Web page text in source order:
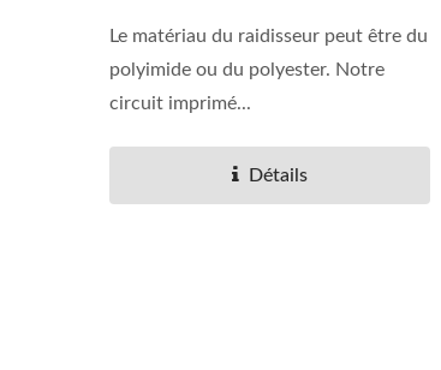
Le matériau du raidisseur peut être du
polyimide ou du polyester. Notre
circuit imprimé...
Détails